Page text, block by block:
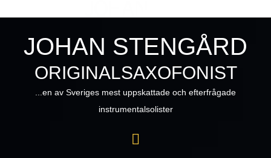
JOHAN STENGÅRD
ORIGINALSAXOFONIST
...en av Sveriges mest uppskattade och efterfrågade
instrumentalsolister